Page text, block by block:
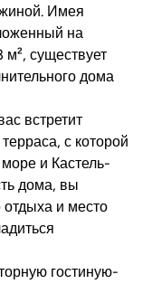
Имея
на
существует
дома
встретит
с которой
и Кастель-
дома, вы
и место
гостиную-